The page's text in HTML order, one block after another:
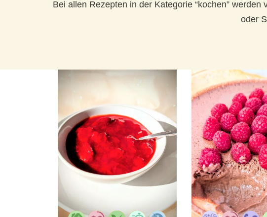
Bei allen Rezepten in der Kategorie “kochen”
oder